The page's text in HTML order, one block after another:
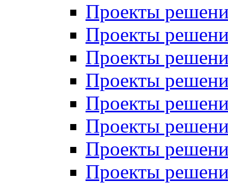
Проекты
Проекты
Проекты
Проекты
Проекты
Проекты
Проекты
Проекты